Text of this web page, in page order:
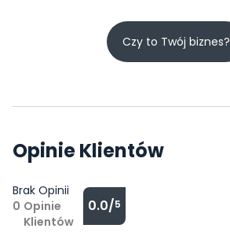
Czy to Twój biznes?
Opinie Klientów
Brak Opinii
0 Opinie
Klientów
0.0/5